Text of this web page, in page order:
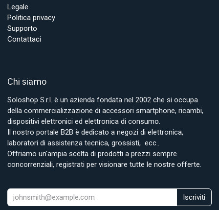
Legale
Politica privacy
Supporto
Contattaci
Chi siamo
Soloshop S.r.l. è un azienda fondata nel 2002 che si occupa
della commercializzazione di accessori smartphone, ricambi,
dispositivi elettronici ed elettronica di consumo.
Il nostro portale B2B è dedicato a negozi di elettronica,
laboratori di assistenza tecnica, grossisti, ecc..
Offriamo un'ampia scelta di prodotti a prezzi sempre
concorrenziali, registrati per visionare tutte le nostre offerte.
Iscriviti